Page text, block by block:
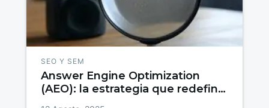
SEO Y SEM
Answer Engine Optimization
(AEO): la estrategia que redefine